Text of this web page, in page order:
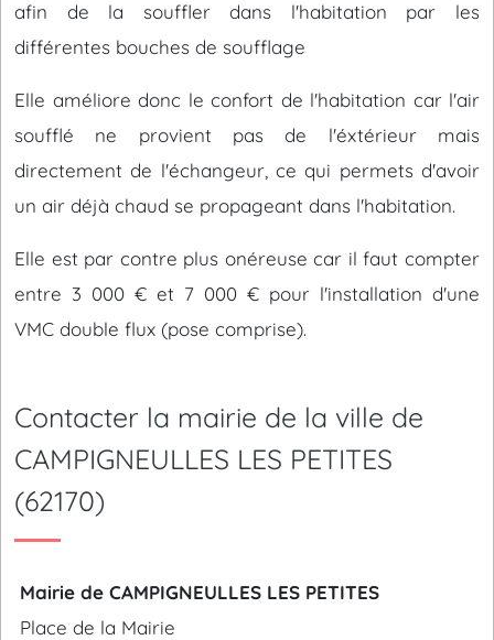
afin de la souffler dans l'habitation par les
différentes bouches de soufflage
Elle améliore donc le confort de l'habitation car l'air
soufflé ne provient pas de l'éxtérieur mais
directement de l'échangeur, ce qui permets d'avoir
un air déjà chaud se propageant dans l'habitation.
Elle est par contre plus onéreuse car il faut compter
entre 3 000 € et 7 000 € pour l'installation d'une
VMC double flux (pose comprise).
Contacter la mairie de la ville de
CAMPIGNEULLES LES PETITES
(62170)
Mairie de CAMPIGNEULLES LES PETITES
Place de la Mairie